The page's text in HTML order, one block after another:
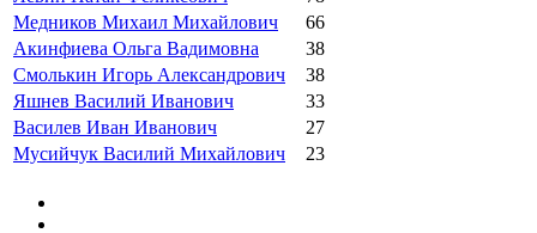
Медников Михаил Михайлович
66
Акинфиева Ольга Вадимовна
38
Смолькин Игорь Александрович
38
Яшнев Василий Иванович
33
Василев Иван Иванович
27
Мусийчук Василий Михайлович
23